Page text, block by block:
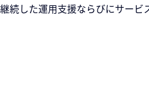
続した運用支援ならびにサー